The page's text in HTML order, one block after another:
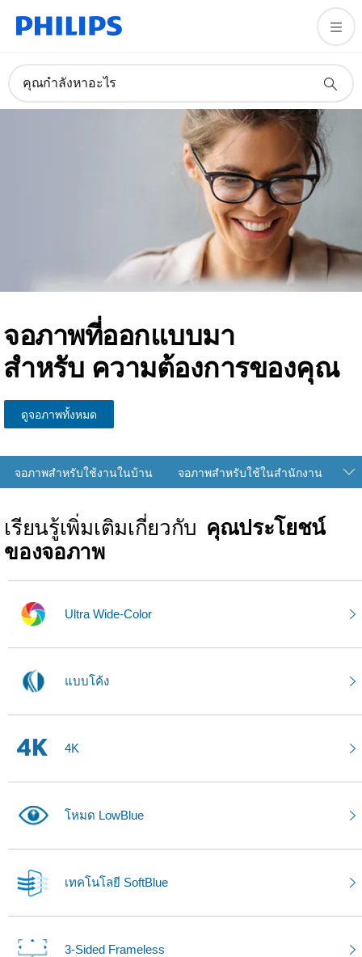
คุณกำลังหาอะไร
จอภาพที่ออกแบบมา
สำหรับ ความต้องการของคุณ
ดูจอภาพทั้งหมด
จอภาพสำหรับใช้งานในบ้าน จอภาพสำหรับใช้ในสำนักงาน
เรียนรู้เพิ่มเติมเกี่ยวกับ คุณประโยชน์
ของจอภาพ
Ultra Wide-Color
แบบโค้ง
4K
โหมด LowBlue
เทคโนโลยี SoftBlue
3-Sided Frameless